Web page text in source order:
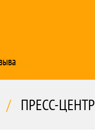
/ ПРЕСС-ЦЕНТР